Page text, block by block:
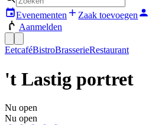
Evenementen Zaak toevoegen
Aanmelden
EetcaféBistroBrasserieRestaurant
't Lastig portret
Nu open
Nu open